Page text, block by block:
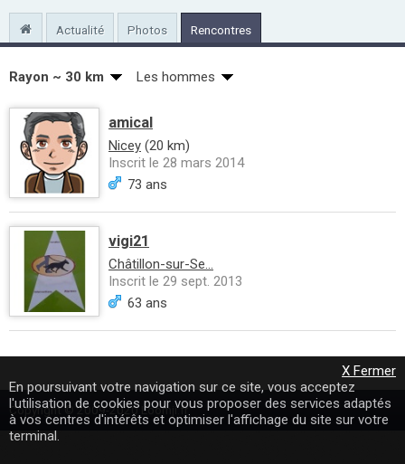
Actualité Photos Rencontres
Rayon ~ 30 km Les hommes
amical
Nicey (20 km)
Inscrit le 28 mars 2014
73 ans
vigi21
Châtillon-sur-Se...
Inscrit le 29 sept. 2013
63 ans
Copyright © 2009-2020 Loomji.fr
X Fermer
En poursuivant votre navigation sur ce site, vous acceptez
l'utilisation de cookies pour vous proposer des services adaptés
à vos centres d'intérêts et optimiser l'affichage du site sur votre
terminal.